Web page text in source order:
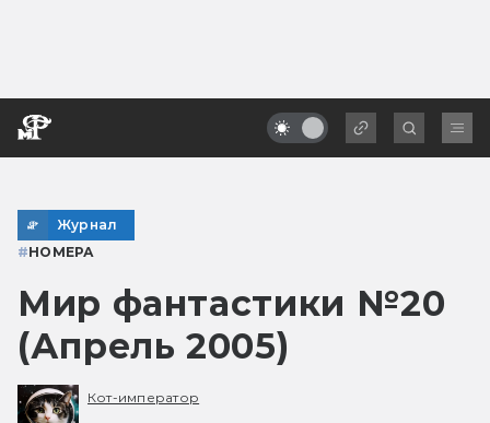
Журнал
#НОМЕРА
Мир фантастики №20
(Апрель 2005)
Кот-император